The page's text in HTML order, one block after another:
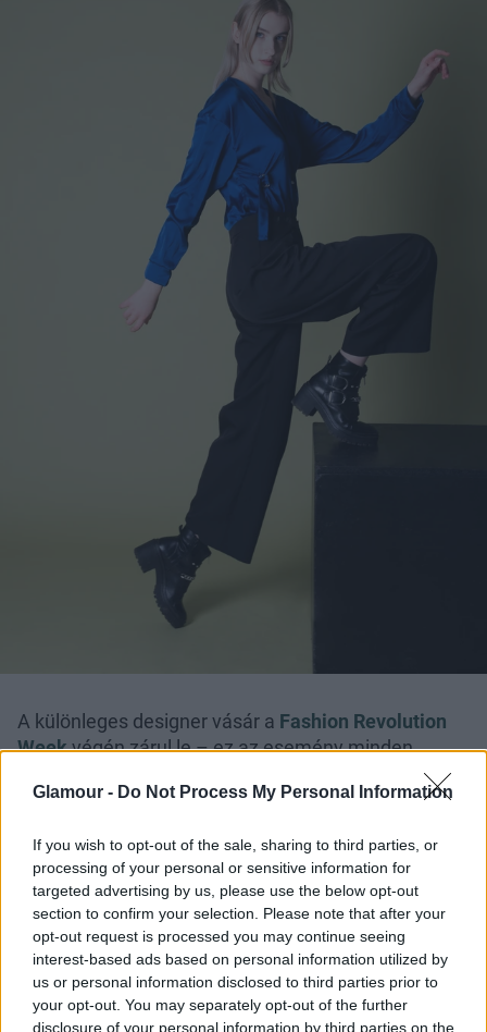
Glamour - Do Not Process My Personal Information
If you wish to opt-out of the sale, sharing to third parties, or
processing of your personal or sensitive information for
targeted advertising by us, please use the below opt-out
section to confirm your selection. Please note that after your
opt-out request is processed you may continue seeing
interest-based ads based on personal information utilized by
us or personal information disclosed to third parties prior to
your opt-out. You may separately opt-out of the further
disclosure of your personal information by third parties on the
A különleges designer vásár a Fashion Revolution
Weekvégén zárul le – ez az esemény minden
évben az április 24-ét körülvevő héten zajlik, amely a
2013-as Rana Plaza összeomlásának évfordulója. A
elkötelezett önkéntesei szerint radikális váltásra van
szükség a kapcsolatainkban; az egymással, a
ruháinkkal, az ellátási láncon belüli és a természettel
fennálló kapcsolatainkban. Szükségünk van
lelassulásra és átértékelésre saját, illetve bolygónk
egészsége érdekében.